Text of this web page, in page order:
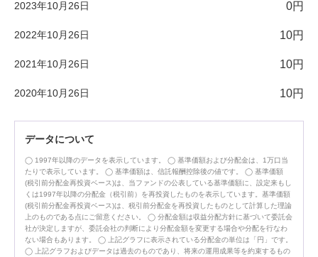
2023年10月26日 0円
2022年10月26日 10円
2021年10月26日 10円
2020年10月26日 10円
データについて
1997年以降のデータを表示しています。
基準価額および分配金は、1万口当
たりで表示しています。
基準価額は、信託報酬控除後の値です。
基準価額
(税引前分配金再投資ベース)は、当ファンドの公表している基準価額に、設定来もし
くは1997年以降の分配金（税引前）を再投資したものを表示しています。基準価額
(税引前分配金再投資ベース)は、税引前分配金を再投資したものとして計算した理論
上のものである点にご留意ください。
分配金額は収益分配方針に基づいて委託会
社が決定しますが、委託会社の判断により分配金額を変更する場合や分配を行なわ
ない場合もあります。
上記グラフに表示されている分配金の単位は「円」です。
上記グラフおよびデータは過去のものであり、将来の運用成果等を約束するもの